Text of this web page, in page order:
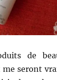
de
seront